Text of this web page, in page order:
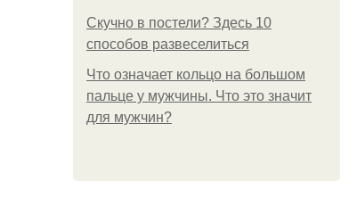
Скучно в постели? Здесь 10
способов развеселиться
Что означает кольцо на большом
пальце у мужчины. Что это значит
для мужчин?